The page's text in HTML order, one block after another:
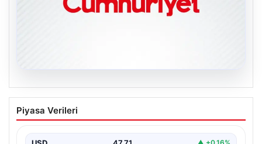
Galatasaray açıkladı: Sosyal medya
hesaplarına suç duyurusu!
Hukuki Adım Attı”, “content”: “ Galatasaray Spor…
Piyasa Verileri